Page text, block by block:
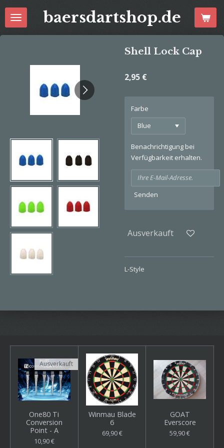
Zum
Hauptinhalt
baersdartshop.de
Shell Lock Cap
2,95 €
Farbe
Benachrichtigung bei
Verfügbarkeit erhalten.
Senden
Ausverkauft
L-Style
Ausverkauft
One80 Ti
Conversion
Point - A
10,90 €
Winmau Blade
6
69,90 €
GOAT
Everscore
59,90 €